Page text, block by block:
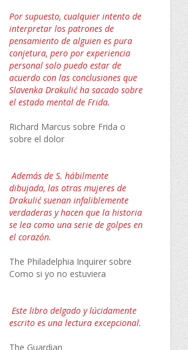
Por supuesto, cualquier intento de
interpretar los patrones de
pensamiento de alguien es pura
conjetura, pero por experiencia
personal solo puedo estar de
acuerdo con las conclusiones que
Slavenka Drakulić ha sacado sobre
el estado mental de Frida.
Richard Marcus sobre Frida o
sobre el dolor
Además de S. hábilmente
dibujada, las otras mujeres de
Drakulić suenan infaliblemente
verdaderas y hacen que la historia
se lea como una serie de golpes en
el corazón.
The Philadelphia Inquirer sobre
Como si yo no estuviera
Este libro delgado y lúcidamente
escrito es una lectura excepcional.
The Guardian